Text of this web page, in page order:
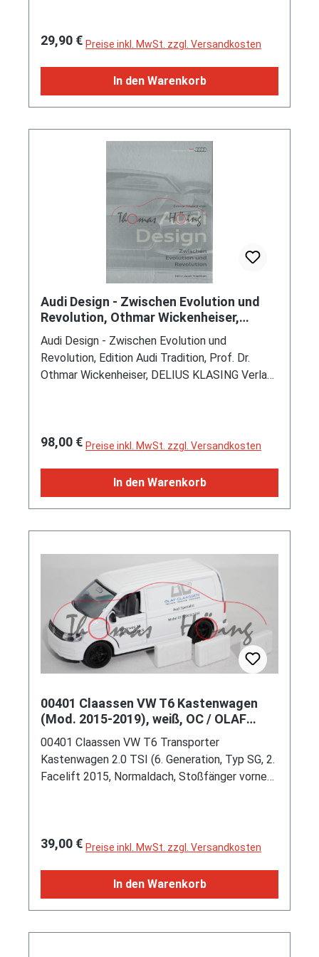
Regulärer Preis:
29,90 € Preise inkl. MwSt. zzgl. Versandkosten
In den Warenkorb
Audi Design - Zwischen Evolution und
Revolution, Othmar Wickenheiser,
DELIUS KLASING, Auflage 2014
Audi Design - Zwischen Evolution und
Revolution, Edition Audi Tradition, Prof. Dr.
Othmar Wickenheiser, DELIUS KLASING Verlag,
978-3-7688-3751-4 (EAN 9783768837514)
Regulärer Preis:
98,00 € Preise inkl. MwSt. zzgl. Versandkosten
In den Warenkorb
00401 Claassen VW T6 Kastenwagen
(Mod. 2015-2019), weiß, OC / OLAF
CLAASSEN, SIKU, 1:50, L17mpK
00401 Claassen VW T6 Transporter
Kastenwagen 2.0 TSI (6. Generation, Typ SG, 2.
Facelift 2015, Normaldach, Stoßfänger vorne
Vorderradantrieb, Motor: VW Typ EA888
Direkteinspritzung und BMT (BlueMotion
Technology) sowie 1984 cm³ und 204 PS,
Motorkennbuchstabe CJKA, Abgasnorm Euro 6,
Radstand 3000 mm, Länge ohne AHK 4904 mm,
Regulärer Preis:
39,00 € Preise inkl. MwSt. zzgl. Versandkosten
In den Warenkorb